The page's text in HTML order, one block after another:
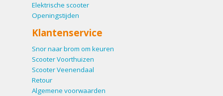
Elektrische scooter
Openingstijden
Klantenservice
Snor naar brom om keuren
Scooter Voorthuizen
Scooter Veenendaal
Retour
Algemene voorwaarden